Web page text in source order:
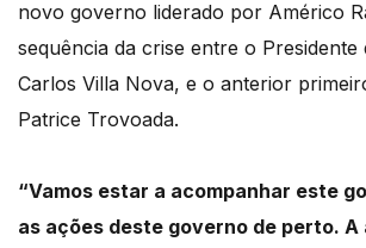
novo governo liderado por Américo
sequência da crise entre o Presidente
Carlos Villa Nova, e o anterior
Patrice Trovoada.
“Vamos estar a acompanhar este
as ações deste governo de perto. A